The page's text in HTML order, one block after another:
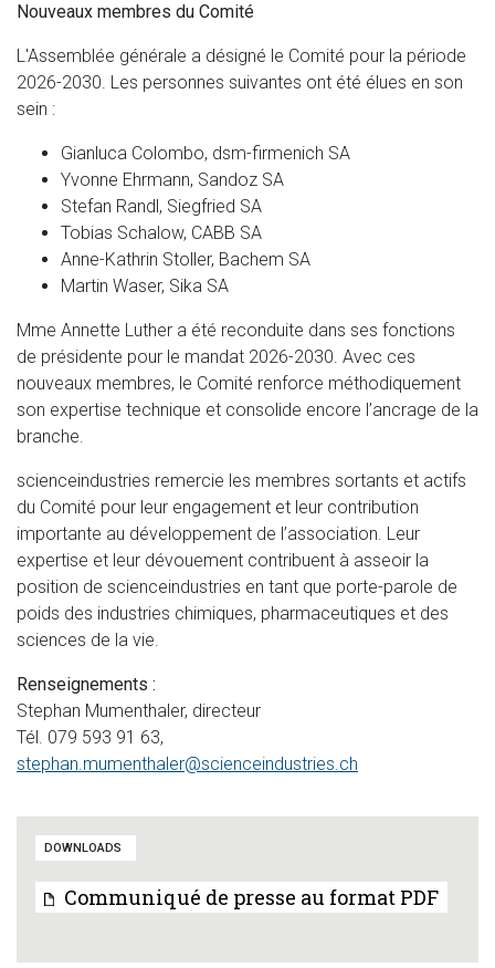
Nouveaux membres du Comité
L'Assemblée générale a désigné le Comité pour la période
2026-2030. Les personnes suivantes ont été élues en son
sein :
Gianluca Colombo, dsm-firmenich SA
Yvonne Ehrmann, Sandoz SA
Stefan Randl, Siegfried SA
Tobias Schalow, CABB SA
Anne-Kathrin Stoller, Bachem SA
Martin Waser, Sika SA
Mme Annette Luther a été reconduite dans ses fonctions
de présidente pour le mandat 2026-2030. Avec ces
nouveaux membres, le Comité renforce méthodiquement
son expertise technique et consolide encore l’ancrage de la
branche.
scienceindustries remercie les membres sortants et actifs
du Comité pour leur engagement et leur contribution
importante au développement de l’association. Leur
expertise et leur dévouement contribuent à asseoir la
position de scienceindustries en tant que porte-parole de
poids des industries chimiques, pharmaceutiques et des
sciences de la vie.
Renseignements :
Stephan Mumenthaler, directeur
Tél. 079 593 91 63,
stephan.mumenthaler@scienceindustries.ch
DOWNLOADS
Communiqué de presse au format PDF